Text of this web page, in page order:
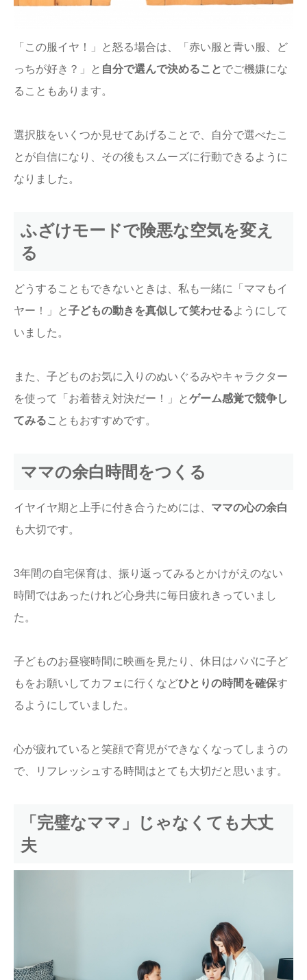
「この服イヤ！」と怒る場合は、「赤い服と青い服、ど
っちが好き？」と 自分で選んで決めることでご機嫌にな
ることもあります。
選択肢をいくつか見せてあげることで、自分で選べたこ
とが自信になり、その後もスムーズに行動できるように
なりました。
ふざけモードで険悪な空気を変え
る
どうすることもできないときは、私も一緒に「ママもイ
ヤー！」と子どもの動きを真似して笑わせるようにして
いました。
また、子どものお気に入りのぬいぐるみやキャラクター
を使って「お着替え対決だー！」とゲーム感覚で競争し
てみることもおすすめです。
ママの余白時間をつくる
イヤイヤ期と上手に付き合うためには、 ママの心の余白
も大切です。
3年間の自宅保育は、振り返ってみるとかけがえのない
時間ではあったけれど心身共に毎日疲れきっていまし
た。
子どものお昼寝時間に映画を見たり、休日はパパに子ど
もをお願いしてカフェに行くなどひとりの時間を確保す
るようにしていました。
心が疲れていると笑顔で育児ができなくなってしまうの
で、リフレッシュする時間はとても大切だと思います。
「完璧なママ」じゃなくても大丈
夫